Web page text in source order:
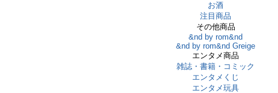
お酒
注目商品
その他商品
&nd by rom&nd
&nd by rom&nd Greige
エンタメ商品
雑誌・書籍・コミック
エンタメくじ
エンタメ玩具